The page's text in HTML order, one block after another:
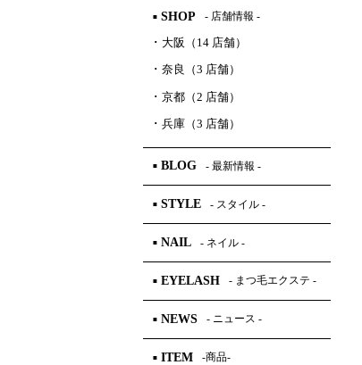
■ SHOP - 店舗情報 -
･ 大阪（14 店舗）
･ 奈良（3 店舗）
･ 京都（2 店舗）
･ 兵庫（3 店舗）
■ BLOG - 最新情報 -
■ STYLE - スタイル -
■ NAIL - ネイル -
■ EYELASH - まつ毛エクステ -
■ NEWS - ニュース -
■ ITEM -商品-